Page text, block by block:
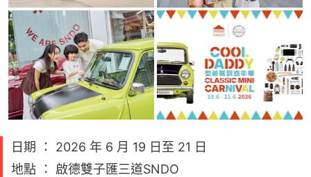
日期 ： 2026 年 6 月 19 日至 21 日
地點 ： 啟德雙子匯三道SNDO